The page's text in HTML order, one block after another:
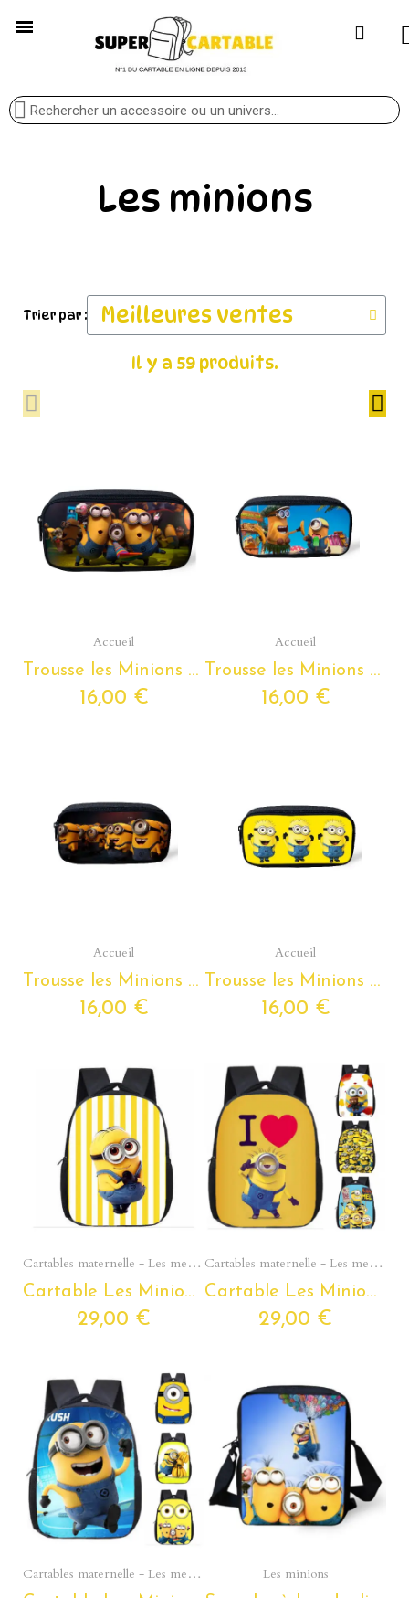
Les minions
Trier par :
Il y a 59 produits.
Aperçu rapide
Accueil
Trousse les Minions pour enfants de la petite section de maternelle au Cm2
16,00 €
Aperçu rapide
Accueil
Trousse les Minions pour enfants de la petite section de maternelle au Cm2
16,00 €
Aperçu rapide
Accueil
Trousse les Minions pour enfants de la petite section de maternelle au Cm2
16,00 €
Aperçu rapide
Accueil
Trousse les Minions pour enfants de la petite section de maternelle au Cm2
16,00 €
Aperçu rapide Cartables maternelle - Les meilleurs modèles pour les tout petits
Cartable Les Minions maternelle – sac à dos scolaire Les Minions de la petite à la grande section
29,00 €
Aperçu rapide Cartables maternelle - Les meilleurs modèles pour les tout petits
Cartable Les Minions maternelle – sac à dos scolaire Les Minions de la petite à la grande section
29,00 €
Aperçu rapide Cartables maternelle - Les meilleurs modèles pour les tout petits Aperçu rapide
Les minions